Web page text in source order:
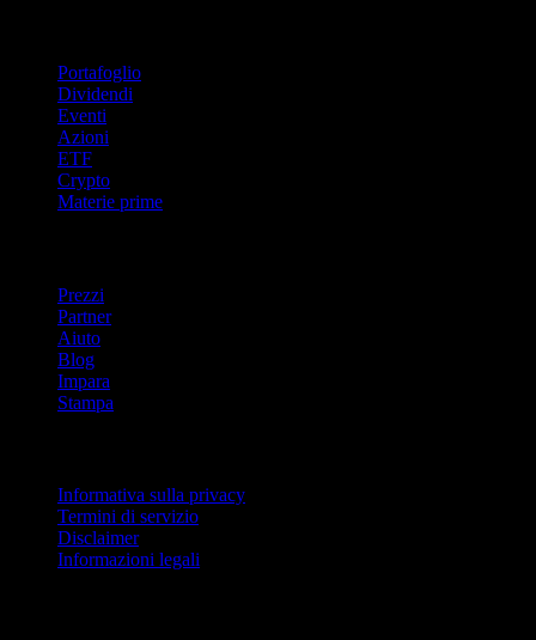
Portafoglio
Dividendi
Eventi
Azioni
ETF
Crypto
Materie prime
Prezzi
Partner
Aiuto
Blog
Impara
Stampa
Informativa sulla privacy
Termini di servizio
Disclaimer
Informazioni legali